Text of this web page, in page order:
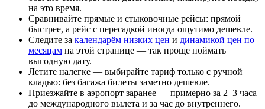
на это время.
Сравнивайте прямые и стыковочные рейсы: прямой
быстрее, а рейс с пересадкой иногда ощутимо дешевле.
Следите за календарём низких цен и динамикой цен по
месяцам на этой странице — так проще поймать
выгодную дату.
Летите налегке — выбирайте тариф только с ручной
кладью: без багажа билеты заметно дешевле.
Приезжайте в аэропорт заранее — примерно за 2–3 часа
до международного вылета и за час до внутреннего.